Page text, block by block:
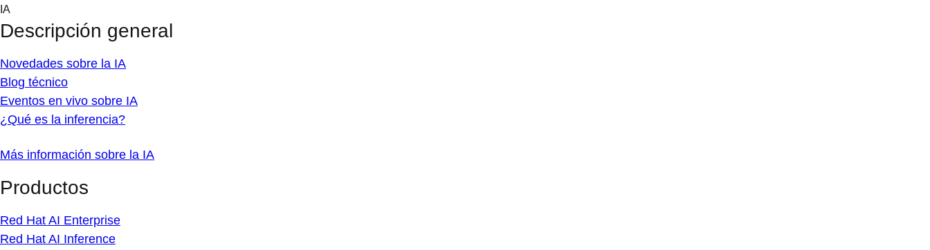
Skip
content
IA
Descripción general
Novedades sobre la IA
Blog técnico
Eventos en vivo sobre IA
¿Qué es la inferencia?
Más información sobre la IA
Productos
Red Hat AI Enterprise
Red Hat AI Inference